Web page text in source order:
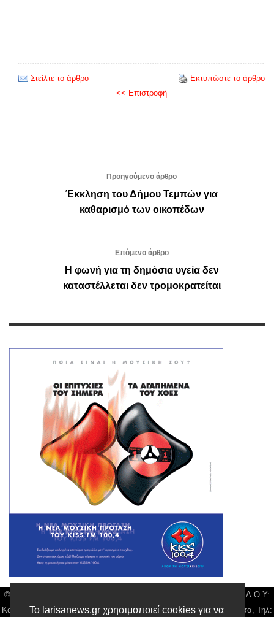
Το larisanews.gr χρησιμοποιεί cookies για να
Στείλτε το άρθρο
Εκτυπώστε το άρθρο
<< Επιστροφή
Προηγούμενο άρθρο
Έκκληση του Δήμου Τεμπών για
καθαρισμό των οικοπέδων
Επόμενο άρθρο
Η φωνή για τη δημόσια υγεία δεν
καταστέλλεται δεν τρομοκρατείται
© Larisa News | Διακριτικός Τίτλος: Orion Media, ΑΦΜ: 043750542, Δ.Ο.Υ:
Καρδίτσας, Υπο/μα Λάρισας, Δ/νση: Φαρμακίδου 36 τ.κ 41222 Λάρισα, Τηλ: